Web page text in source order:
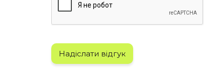
Надіслати відгук